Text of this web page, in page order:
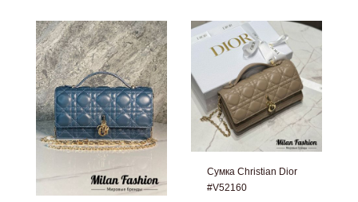
Сумка Christian Dior
#V52160